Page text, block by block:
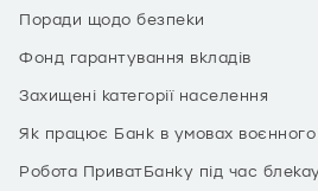
Поради щодо безпеки
Фонд гарантування вкладів
Захищені категорії населення
Як працює Банк в умовах
Робота ПриватБанку під час